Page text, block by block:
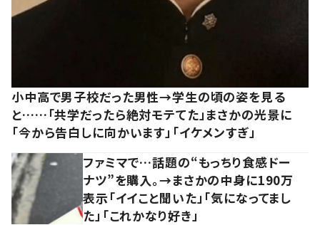
小中高で男子校だった男性→学生の頃の姿を見る
と……「共学だったら絶対モテてた」まさかの光景に
「今から告白しに向かいます」「イケメンすぎ」
ファミマで…話題の“もっちり食感ドー
ナツ”を購入。→まさかの中身に190万
表示「イイこと聞いた」「気になってまし
た」「これかなり好き」